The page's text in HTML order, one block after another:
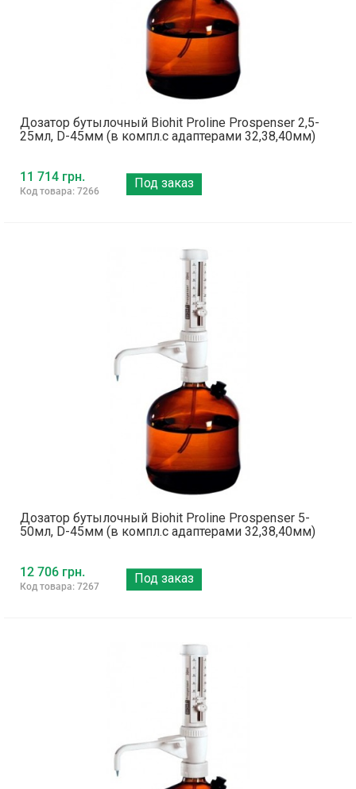
Дозатор бутылочный Biohit Proline Prospenser 2,5-
25мл, D-45мм (в компл.с адаптерами 32,38,40мм)
11 714 грн.
Код товара: 7266
Под заказ
Дозатор бутылочный Biohit Proline Prospenser 5-
50мл, D-45мм (в компл.с адаптерами 32,38,40мм)
12 706 грн.
Код товара: 7267
Под заказ